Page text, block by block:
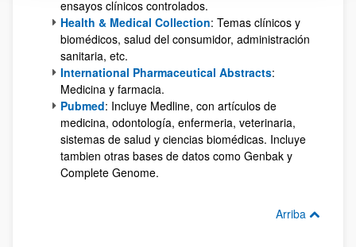
ensayos clínicos controlados.
Health & Medical Collection: Temas clínicos y
biomédicos, salud del consumidor, administración
sanitaria, etc.
International Pharmaceutical Abstracts:
Medicina y farmacia.
Pubmed: Incluye Medline, con artículos de
medicina, odontología, enfermeria, veterinaria,
sistemas de salud y ciencias biomédicas. Incluye
tambien otras bases de datos como Genbak y
Complete Genome.
Arriba